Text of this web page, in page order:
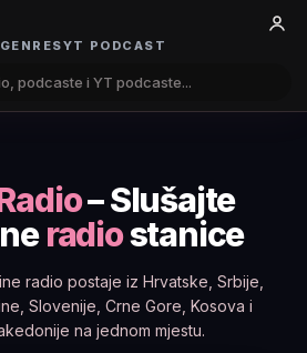
GENRESYT PODCAST
– Slušajte
radiostanice
radio postaje iz Hrvatske, Srbije,
Slovenije, Crne Gore, Kosova i
na jednom mjestu.